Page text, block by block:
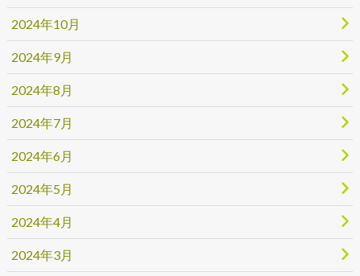
2024年10月
2024年9月
2024年8月
2024年7月
2024年6月
2024年5月
2024年4月
2024年3月